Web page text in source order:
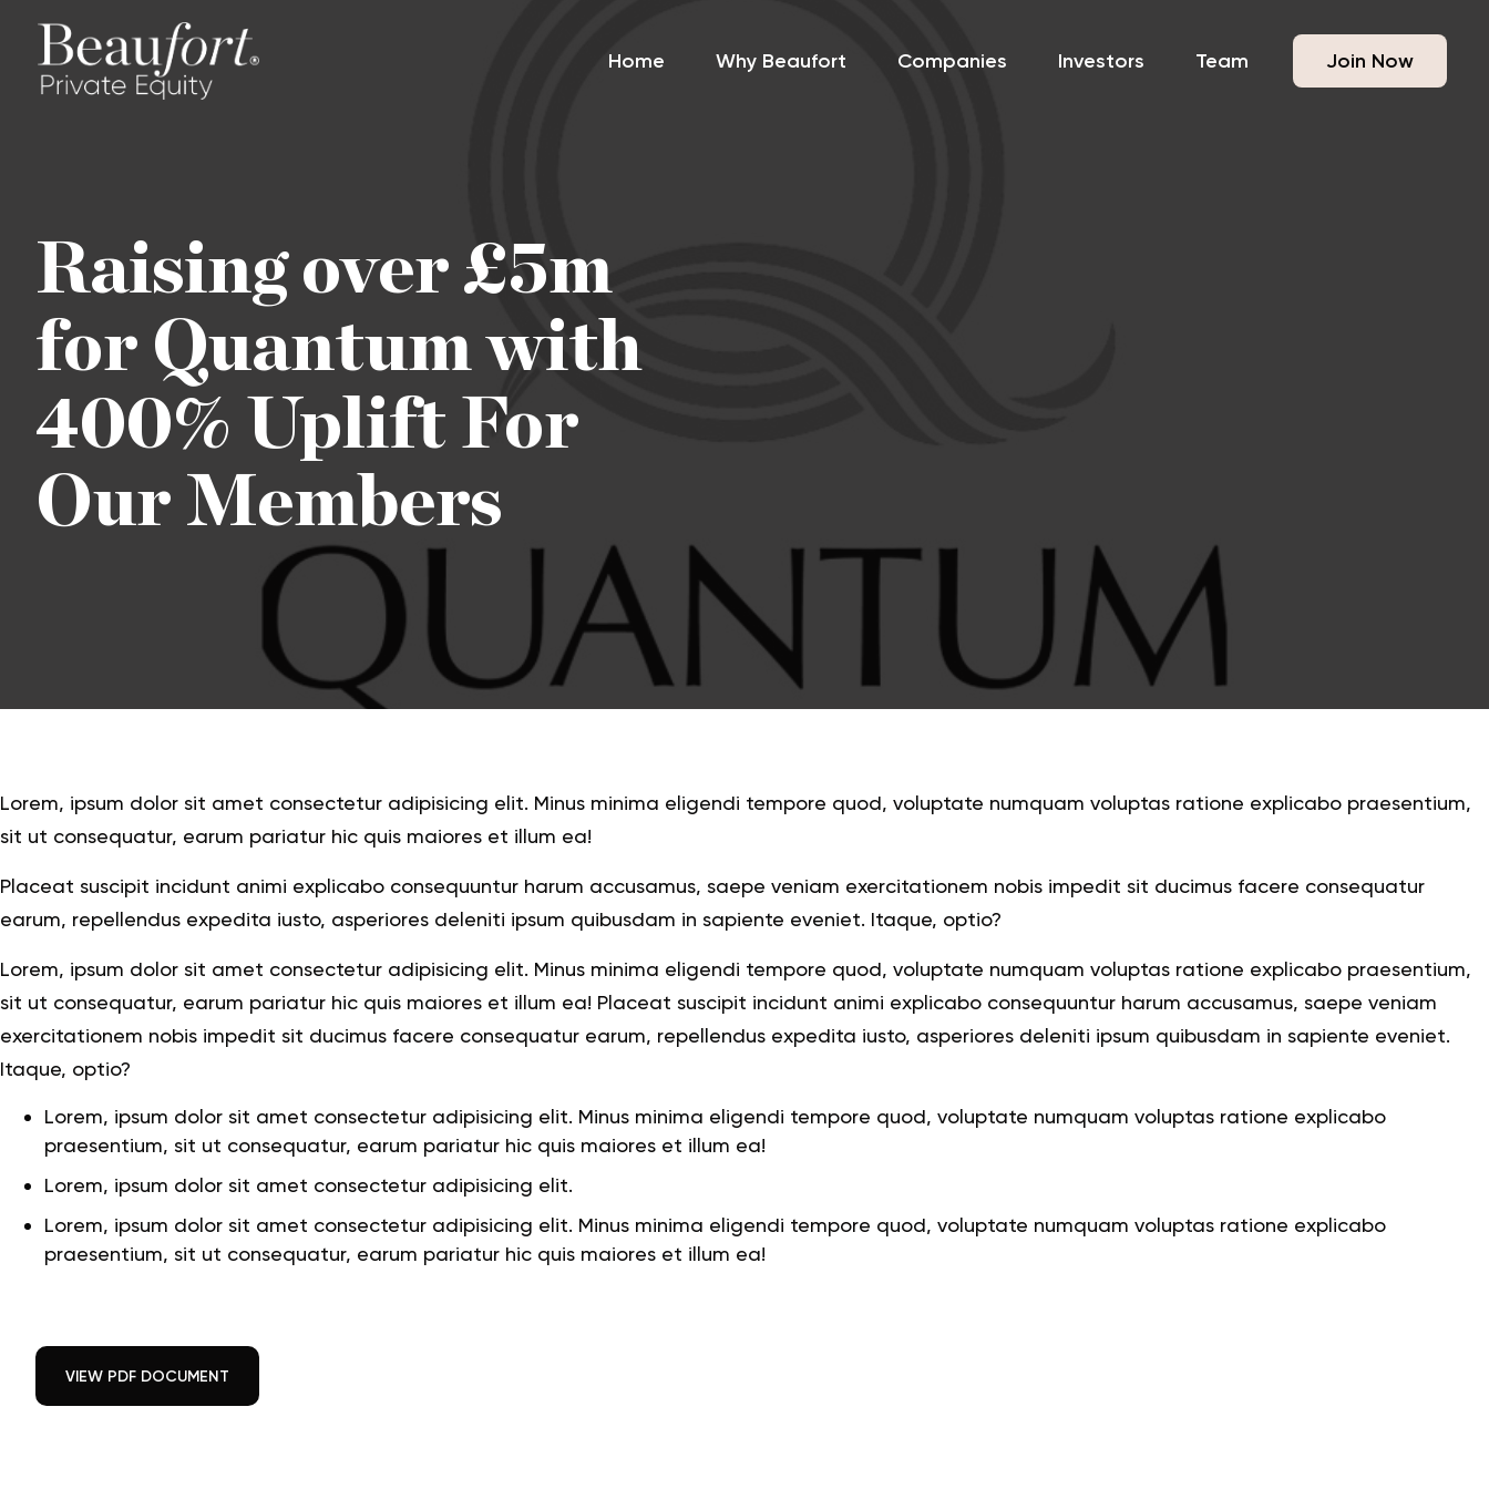
Home Why Beaufort Companies Investors Team Join Now
Raising over £5m
for Quantum with
400% Uplift For
Our Members
Lorem, ipsum dolor sit amet consectetur adipisicing elit. Minus minima eligendi tempore quod, voluptate numquam voluptas ratione explicabo praesentium,
sit ut consequatur, earum pariatur hic quis maiores et illum ea!
Placeat suscipit incidunt animi explicabo consequuntur harum accusamus, saepe veniam exercitationem nobis impedit sit ducimus facere consequatur
earum, repellendus expedita iusto, asperiores deleniti ipsum quibusdam in sapiente eveniet. Itaque, optio?
Lorem, ipsum dolor sit amet consectetur adipisicing elit. Minus minima eligendi tempore quod, voluptate numquam voluptas ratione explicabo praesentium,
sit ut consequatur, earum pariatur hic quis maiores et illum ea! Placeat suscipit incidunt animi explicabo consequuntur harum accusamus, saepe veniam
exercitationem nobis impedit sit ducimus facere consequatur earum, repellendus expedita iusto, asperiores deleniti ipsum quibusdam in sapiente eveniet.
Itaque, optio?
Lorem, ipsum dolor sit amet consectetur adipisicing elit. Minus minima eligendi tempore quod, voluptate numquam voluptas ratione explicabo
praesentium, sit ut consequatur, earum pariatur hic quis maiores et illum ea!
Lorem, ipsum dolor sit amet consectetur adipisicing elit.
Lorem, ipsum dolor sit amet consectetur adipisicing elit. Minus minima eligendi tempore quod, voluptate numquam voluptas ratione explicabo
praesentium, sit ut consequatur, earum pariatur hic quis maiores et illum ea!
VIEW PDF DOCUMENT